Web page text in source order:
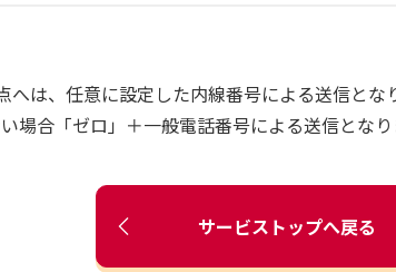
へは、任意に設定した内線番号による送信と
場合「ゼロ」＋一般電話番号による送信となり
サービストップへ戻る